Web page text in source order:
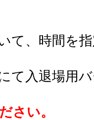
て、時間を
て入退場用
さい。